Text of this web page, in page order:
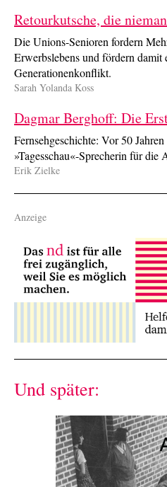
Retourkutsche, die
Die Unions-Senioren fordern
Erwerbslebens und fördern damit
Generationenkonflikt.
Sarah Yolanda Koss
Dagmar Berghoff: Die
Fernsehgeschichte: Vor 50
»Tagesschau«-Sprecherin für die
Erik Zielke
Anzeige
Und später: